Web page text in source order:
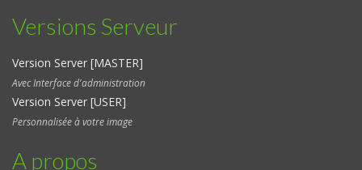
Versions Serveur
Version Server [MASTER]
Avec Interface d'administration
Version Server [USER]
Personnalisée à votre image
A propos